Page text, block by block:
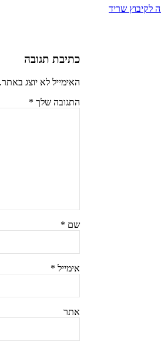
לקיבוץ שריד
כתיבת תגובה
האימייל לא יוצג באתר.
התגובה שלך *
שם *
אימייל *
אתר